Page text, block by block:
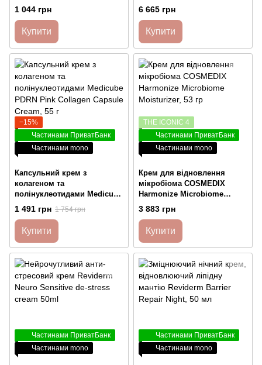
Lift, 5 мл
1 044 грн
Купити
Hydrator, 50 мл
6 665 грн
Купити
−15%
Частинами ПриватБанк
Частинами mono
Капсульний крем з
колагеном та
полінуклеотидами Medicube
PDRN Pink Collagen Capsule
Cream, 55 г
1 491 грн 1 754 грн
Купити
THE ICONIC 4
Частинами ПриватБанк
Частинами mono
Крем для відновлення
мікробіома COSMEDIX
Harmonize Microbiome
Moisturizer, 53 гр
3 883 грн
Купити
Частинами ПриватБанк
Частинами mono
Частинами ПриватБанк
Частинами mono